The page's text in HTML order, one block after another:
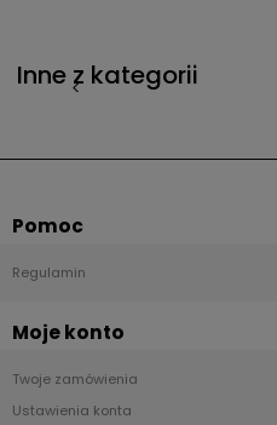
Inne z kategorii
<
Pomoc
Regulamin
Moje konto
Twoje zamówienia
Ustawienia konta